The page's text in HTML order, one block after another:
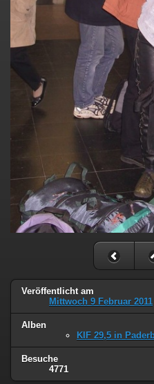
Veröffentlicht am
Mittwoch 9 Februar 2011
Alben
KIF 29,5 in
Besuche
4771